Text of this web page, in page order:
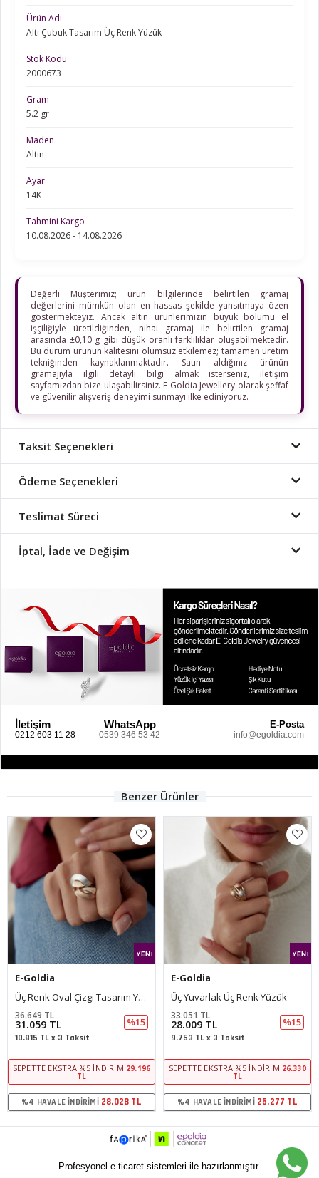
Ürün Adı
Altı Çubuk Tasarım Üç Renk Yüzük
Stok Kodu
2000673
Gram
5.2 gr
Maden
Altın
Ayar
14K
Tahmini Kargo
10.08.2026 - 14.08.2026
Değerli Müşterimiz; ürün bilgilerinde belirtilen gramaj
değerlerini mümkün olan en hassas şekilde yansıtmaya özen
göstermekteyiz. Ancak altın ürünlerimizin büyük bölümü el
işçiliğiyle üretildiğinden, nihai gramaj ile belirtilen gramaj
arasında ±0,10 g gibi düşük oranlı farklılıklar oluşabilmektedir.
Bu durum ürünün kalitesini olumsuz etkilemez; tamamen üretim
tekniğinden kaynaklanmaktadır. Satın aldığınız ürünün
gramajıyla ilgili detaylı bilgi almak isterseniz, iletişim
sayfamızdan bize ulaşabilirsiniz. E-Goldia Jewellery olarak şeffaf
ve güvenilir alışveriş deneyimi sunmayı ilke ediniyoruz.
Taksit Seçenekleri
Ödeme Seçenekleri
Teslimat Süreci
İptal, İade ve Değişim
İletişim
0212 603 11 28
WhatsApp
0539 346 53 42
E-Posta
info@egoldia.com
Benzer Ürünler
E-Goldia
Üç Yuvarlak Üç Renk Yüzük
28.009 TL
33.051 TL
%15
9.753 TL x 3 Taksit
SEPETTE EKSTRA %5 İNDIRIM26.330
%4 HAVALE İNDIRIMI25.277 TL
E-Goldia
Grek Desen Üç Renk Yüzük
25.528 TL
30.123 TL
%15
8.889 TL x 3 Taksit
SEPETTE EKSTRA %5 İNDIRIM
%4 HAVALE İNDIRIMI23.037 TL
Profesyonel e-ticaret sistemleri ile hazırlanmıştır.